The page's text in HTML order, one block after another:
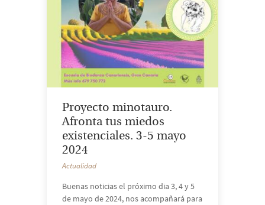
Proyecto minotauro.
Afronta tus miedos
existenciales. 3-5 mayo
2024
Actualidad
Buenas noticias el próximo dia 3, 4 y 5
de mayo de 2024, nos acompañará para